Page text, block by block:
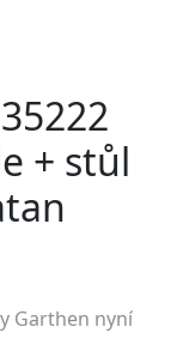
+ stůl
Garthen nyní